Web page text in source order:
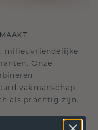
milieuvriendelijke
Onze
vakmanschap,
als prachtig zijn.